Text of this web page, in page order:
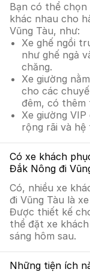
Bạn có thể
khác nhau cho
Vũng Tàu, như:
Xe ghế ngồi
như ghế ngả
chăng.
Xe giường
cho các
đêm, có thêm
Xe giường
rộng rãi và hệ
Có xe khách
Đắk Nông đi
Có, nhiều xe
đi Vũng Tàu là
Được thiết kế
thể đặt xe
sáng hôm sau.
Những tiện ích